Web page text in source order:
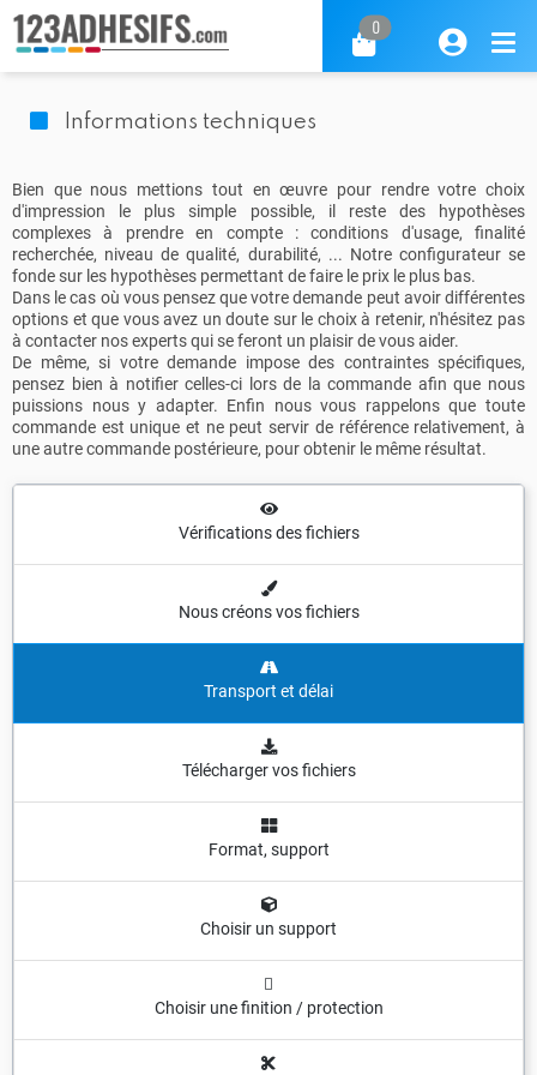
0
Informations techniques
Bien que nous mettions tout en œuvre pour rendre votre choix
d'impression le plus simple possible, il reste des hypothèses
complexes à prendre en compte : conditions d'usage, finalité
recherchée, niveau de qualité, durabilité, ... Notre configurateur se
fonde sur les hypothèses permettant de faire le prix le plus bas.
Dans le cas où vous pensez que votre demande peut avoir différentes
options et que vous avez un doute sur le choix à retenir, n'hésitez pas
à contacter nos experts qui se feront un plaisir de vous aider.
De même, si votre demande impose des contraintes spécifiques,
pensez bien à notifier celles-ci lors de la commande afin que nous
puissions nous y adapter. Enfin nous vous rappelons que toute
commande est unique et ne peut servir de référence relativement, à
une autre commande postérieure, pour obtenir le même résultat.
Vérifications des fichiers
Nous créons vos fichiers
Transport et délai
Télécharger vos fichiers
Format, support
Choisir un support
Choisir une finition / protection